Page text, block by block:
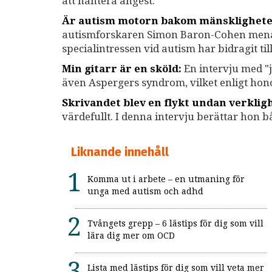
Är autism motorn bakom
autismforskaren Simon Baron-Cohen
specialintressen vid autism har bidragit
Min gitarr är en sköld: En intervju med
även Aspergers syndrom, vilket enligt
Skrivandet blev en flykt undan
värdefullt. I denna intervju berättar hon
Liknande innehåll
Komma ut i arbete – en utmaning för
unga med autism och adhd
Tvångets grepp – 6 lästips för dig som vill
lära dig mer om OCD
Lista med lästips för dig som vill veta mer